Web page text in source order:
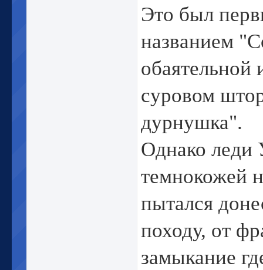
Это был
названием
обаятельной
суровом
дурнушка".
Однако леди
темнокожей
пытался
походу, от
замыкание